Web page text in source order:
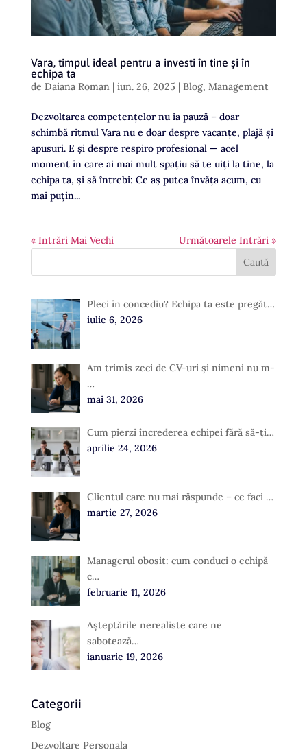
Vara, timpul ideal pentru a investi în tine și în
echipa ta
de Daiana Roman| iun. 26, 2025 | Blog, Management
Dezvoltarea competențelor nu ia pauză – doar
schimbă ritmul Vara nu e doar despre vacanțe, plajă și
apusuri. E și despre respiro profesional — acel
moment în care ai mai mult spațiu să te uiți la tine, la
echipa ta, și să întrebi: Ce aș putea învăța acum, cu
mai puțin...
« Intrări Mai Vechi Următoarele Intrări »
Pleci în concediu? Echipa ta este pregăt…
iulie 6, 2026
Am trimis zeci de CV-uri și nimeni nu m-
…
mai 31, 2026
Cum pierzi încrederea echipei fără să-ți…
aprilie 24, 2026
Clientul care nu mai răspunde – ce faci …
martie 27, 2026
Managerul obosit: cum conduci o echipă
c…
februarie 11, 2026
Așteptările nerealiste care ne
sabotează…
ianuarie 19, 2026
Categorii
Blog
Dezvoltare Personala